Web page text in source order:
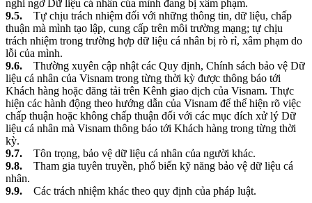
nghi ngờ Dữ liệu cá nhân của mình đang bị xâm phạm.
9.5. Tự chịu trách nhiệm đối với những thông tin, dữ liệu, chấp
thuận mà mình tạo lập, cung cấp trên môi trường mạng; tự chịu
trách nhiệm trong trường hợp dữ liệu cá nhân bị rò rỉ, xâm phạm do
lỗi của mình.
9.6. Thường xuyên cập nhật các Quy định, Chính sách bảo vệ Dữ
liệu cá nhân của Visnam trong từng thời kỳ được thông báo tới
Khách hàng hoặc đăng tải trên Kênh giao dịch của Visnam. Thực
hiện các hành động theo hướng dẫn của Visnam để thể hiện rõ việc
chấp thuận hoặc không chấp thuận đối với các mục đích xử lý Dữ
liệu cá nhân mà Visnam thông báo tới Khách hàng trong từng thời
kỳ.
9.7. Tôn trọng, bảo vệ dữ liệu cá nhân của người khác.
9.8. Tham gia tuyên truyền, phổ biến kỹ năng bảo vệ dữ liệu cá
nhân.
9.9. Các trách nhiệm khác theo quy định của pháp luật.